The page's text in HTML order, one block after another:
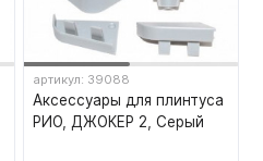
артикул: 39088
Аксессуары для плинтуса
РИО, ДЖОКЕР 2, Серый